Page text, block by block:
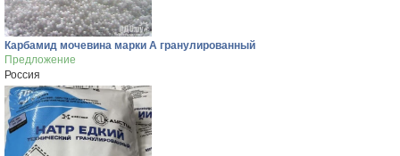
Карбамид мочевина марки А гранулированный
Предложение
Россия